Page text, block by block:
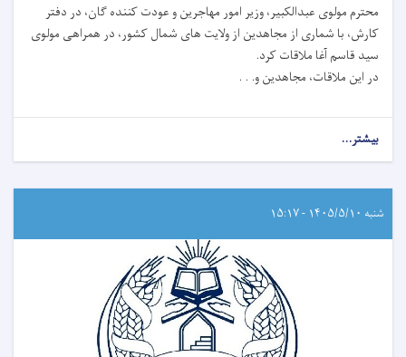
محترم مولوی عبدالکبیر، وزیر امور مهاجرین و عودت کننده گان، در دفتر
کارش، با شماری از مجاهدین از ولایت ‌های شمال کشور، در همراهی مولوی
سید قاسم آغا ملاقات کرد.
در این ملاقات، مجاهدین و. . .
بیشتر...
شنبه ۱۴۰۵/۵/۱۰ - ۱۵:۱۷